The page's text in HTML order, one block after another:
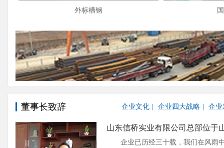
外标槽钢
董事长致辞 企业文化 企业四大战略 企业
山东信桥实业有限公司总部位于
企业已历经三十载，我们在风雨